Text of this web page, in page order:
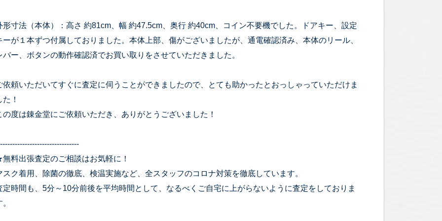
形寸法（本体）：高さ 約81cm、幅 約47.5cm、奥行 約40cm、コイン不要機でした。ドアキー、設定
ーが１本ずつ付属しておりました。本体上部、傷がございましたが、通電確認済み、本体のリール、
バー、ボタンの動作確認済でお買い取りをさせていただきました。
依頼いただいてすぐに査定に伺うことができましたので、とても助かったとおっしゃっていただけま
た！
の度は錬金堂にご依頼いただき、ありがとうございました！
料出張査定のご相談はお気軽に！
スク着用、除菌の徹底、検温実施など、全スタッフのコロナ対策を徹底しています。
定時間も、5分～10分前後を平均時間として、なるべくご自宅に上がらないように査定をしておりま